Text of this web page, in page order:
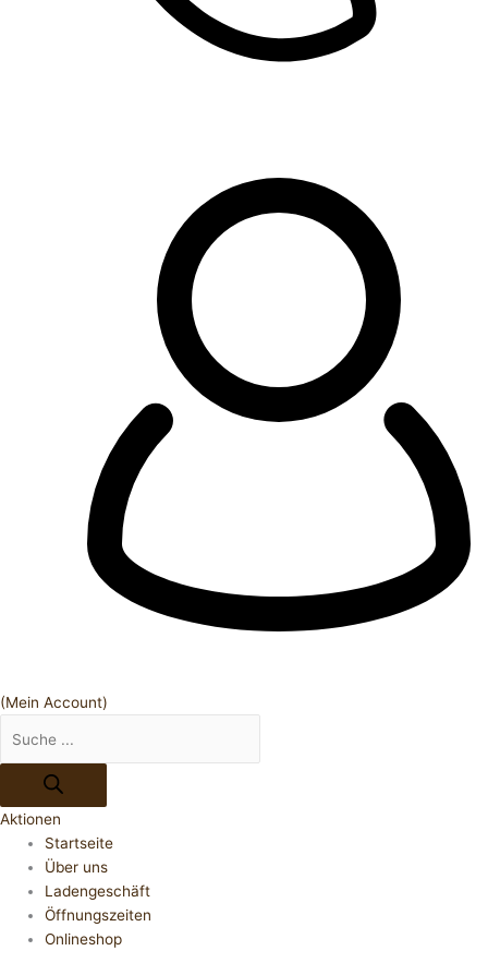
(Mein Account)
Aktionen
Startseite
Über uns
Ladengeschäft
Öffnungszeiten
Onlineshop